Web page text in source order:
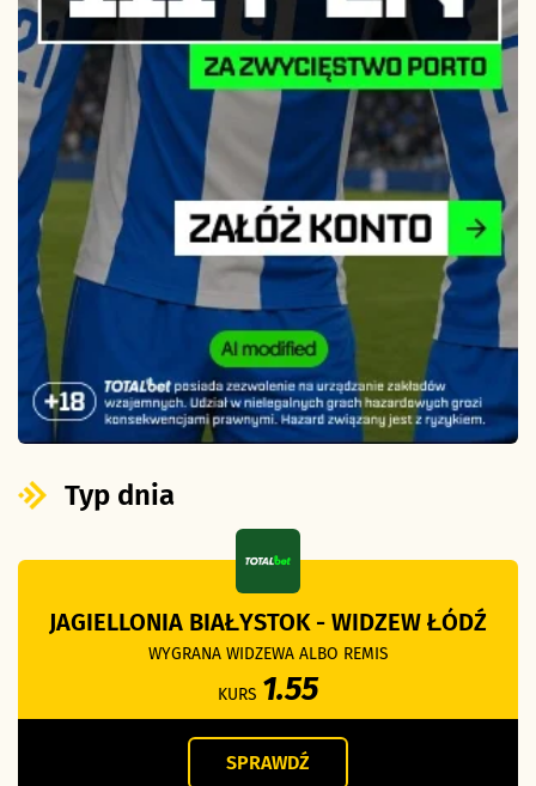
Typ dnia
JAGIELLONIA BIAŁYSTOK - WIDZEW ŁÓDŹ
WYGRANA WIDZEWA ALBO REMIS
KURS 1.55
SPRAWDŹ